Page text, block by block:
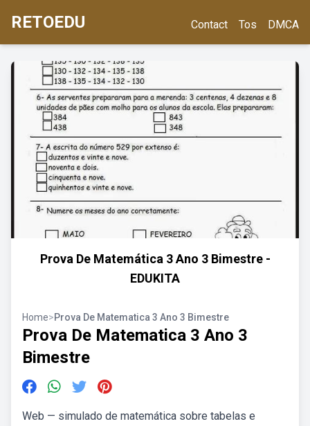
RETOEDU Contact Tos DMCA
Prova De Matemática 3 Ano 3 Bimestre -
EDUKITA
Home>Prova De Matematica 3 Ano 3 Bimestre
Prova De Matematica 3 Ano 3
Bimestre
Web — simulado de matemática sobre tabelas e